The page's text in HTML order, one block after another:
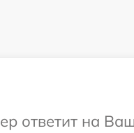
ответит на